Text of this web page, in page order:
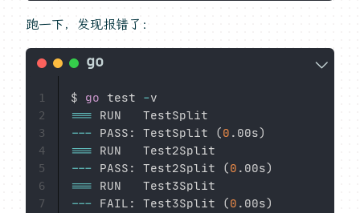
跑一下，发现报错了：
$ go test -
===
--- PASS : TestSplit (0 . 00s)
===
--- PASS : Test2Split (0 . 00s)
===
--- FAIL : Test3Split (0 . 00s)
1
2
3
4
5
6
7